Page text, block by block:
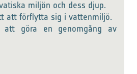
miljön och dess djup.
att förflytta sig i vattenmiljö.
att göra en genomgång av